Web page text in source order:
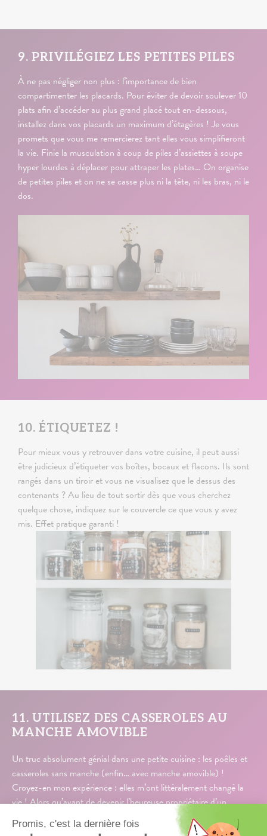
9. PRIVILÉGIEZ LES PETITES PILES
À ne pas négliger non plus : l’importance de bien
compartimenter les placards. Pour éviter de devoir soulever 10
plats afin d’accéder au plus grand placé tout en-dessous,
installez dans vos placards un maximum d’étagères ! Je vous
promets que vous me remercierez tant elles vous simplifieront
la vie. Finie la musculation à coup de piles d’assiettes à soupe
hyper lourdes à déplacer pour attraper les plates… On organise
de petites piles et on ne se casse plus ni la tête, ni les bras, ni le
dos.
10. ÉTIQUETEZ !
Pour mieux vous y retrouver dans votre cuisine, il peut aussi
être judicieux d’étiqueter vos boîtes, bocaux et flacons. Ils sont
rangés dans un tiroir et vous ne visualisez que le dessus des
contenants ? Au lieu de tout sortir dès que vous cherchez
quelque chose, indiquez sur le couvercle ce que vous y avez
mis. Effet pratique garanti !
11. UTILISEZ DES CASSEROLES AU
MANCHE AMOVIBLE
Un truc absolument génial dans une petite cuisine : les poêles et
casseroles sans manche (enfin… avec manche amovible) !
Croyez-en mon expérience : elles m’ont littéralement changé la
vie ! Alors qu’avant de devenir l’heureuse propriétaire d’un
merveilleux lot Téfal Ingenio (pour ne pas le citer), je me débattais
sans cesse avec mes casseroles et leurs queues pour pouvoir tout